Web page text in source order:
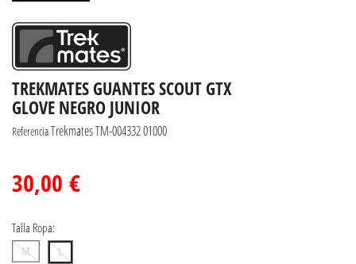
TREKMATES GUANTES SCOUT GTX
GLOVE NEGRO JUNIOR
ReferenciaTrekmates TM-004332 01000
30,00 €
Talla Ropa:
M L